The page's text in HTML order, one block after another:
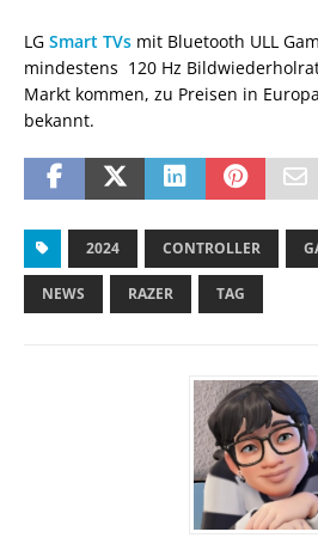
LG Smart TVs mit Bluetooth ULL
mindestens 120 Hz
Markt kommen, zu Preisen in
bekannt.
2024 CONTROLLER
NEWS RAZER TAG